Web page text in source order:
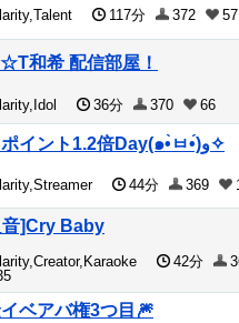
117分 372
和希 配信部屋！
36分 370 66
本日ポイント1.2倍Day(๑•̀ㅂ•́)و✧
44分 369
音]Cry Baby
42分
ベアバ権3つ目🎆